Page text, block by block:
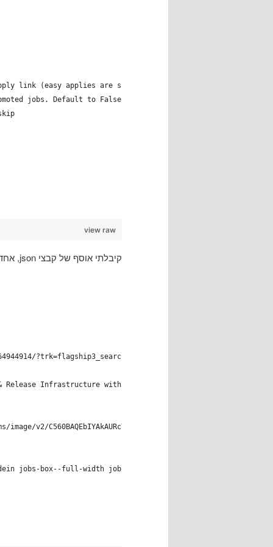
link (easy applies are skipped). If set to True, scraping
jobs. Default to False.
view raw
קיבלתי אוסף של קבצי json, אחד לכל משרה, במבנה הכללי הזה:
?trk=flagship3_search_srp_jobs",
Infrastructure with verification",
image/v2/C560BAQEbIYAkAURcYw/company-logo_100_100/company-
jobs-box--full-width jobs-box--with-cta-large jobs-